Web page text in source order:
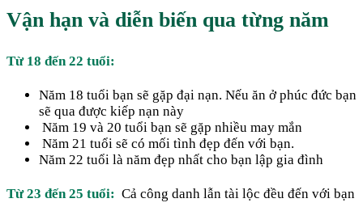
Vận hạn và diễn biến qua từng năm
Từ 18 đến 22 tuổi:
Năm 18 tuổi bạn sẽ gặp đại nạn. Nếu ăn ở phúc đức bạn
sẽ qua được kiếp nạn này
Năm 19 và 20 tuổi bạn sẽ gặp nhiều may mắn
Năm 21 tuổi sẽ có mối tình đẹp đến với bạn.
Năm 22 tuổi là năm đẹp nhất cho bạn lập gia đình
Từ 23 đến 25 tuổi: Cả công danh lẫn tài lộc đều đến với bạn